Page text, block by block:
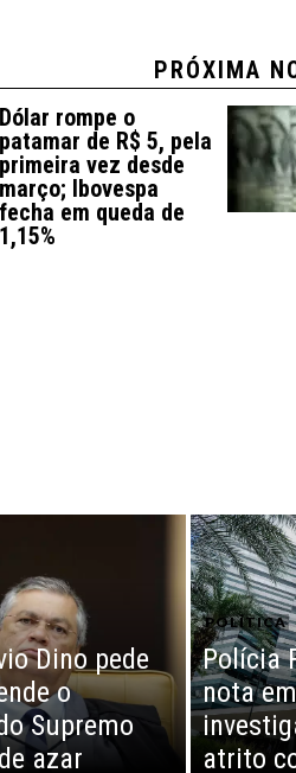
PRÓXIMA
Dólar rompe o
patamar de R$ 5, pela
primeira vez desde
março; Ibovespa
fecha em queda de
1,15%
Dino pede
o
Supremo
azar
POLÍTICA
Polícia
nota
atrito